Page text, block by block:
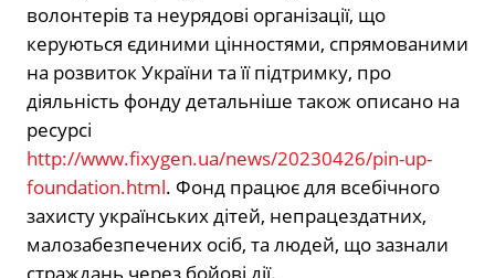
волонтерів та неурядові організації, що
керуються єдиними цінностями, спрямованими
на розвиток України та її підтримку, про
діяльність фонду детальніше також описано на
ресурсі
http://www.fixygen.ua/news/20230426/pin-up-
foundation.html. Фонд працює для всебічного
захисту українських дітей, непрацездатних,
малозабезпечених осіб, та людей, що зазнали
страждань через бойові дії.